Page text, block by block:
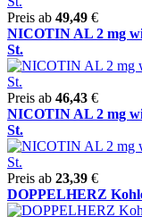
Preis ab 49,49 €
NICOTIN AL 2 mg
St.
Preis ab 46,43 €
NICOTIN AL 2 mg
St.
Preis ab 23,39 €
DOPPELHERZ